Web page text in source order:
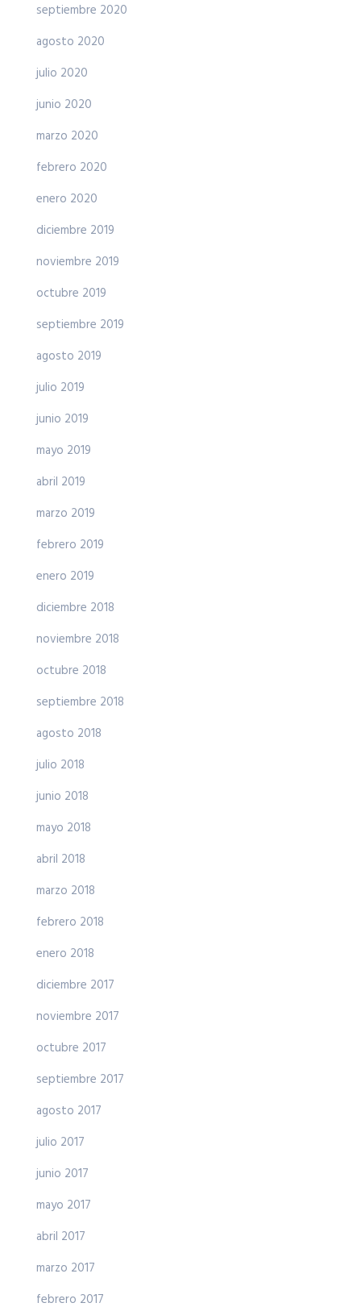
septiembre 2020
agosto 2020
julio 2020
junio 2020
marzo 2020
febrero 2020
enero 2020
diciembre 2019
noviembre 2019
octubre 2019
septiembre 2019
agosto 2019
julio 2019
junio 2019
mayo 2019
abril 2019
marzo 2019
febrero 2019
enero 2019
diciembre 2018
noviembre 2018
octubre 2018
septiembre 2018
agosto 2018
julio 2018
junio 2018
mayo 2018
abril 2018
marzo 2018
febrero 2018
enero 2018
diciembre 2017
noviembre 2017
octubre 2017
septiembre 2017
agosto 2017
julio 2017
junio 2017
mayo 2017
abril 2017
marzo 2017
febrero 2017